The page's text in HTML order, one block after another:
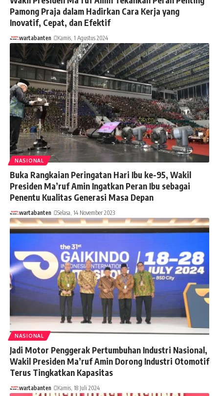
Pamong Praja dalam Hadirkan Cara Kerja yang
Inovatif, Cepat, dan Efektif
wartabanten Kamis, 1 Agustus 2024
NASIONAL
Buka Rangkaian Peringatan Hari Ibu ke-95, Wakil
Presiden Ma’ruf Amin Ingatkan Peran Ibu sebagai
Penentu Kualitas Generasi Masa Depan
wartabanten Selasa, 14 November 2023
NASIONAL
Jadi Motor Penggerak Pertumbuhan Industri Nasional,
Wakil Presiden Ma’ruf Amin Dorong Industri Otomotif
Terus Tingkatkan Kapasitas
wartabanten Kamis, 18 Juli 2024